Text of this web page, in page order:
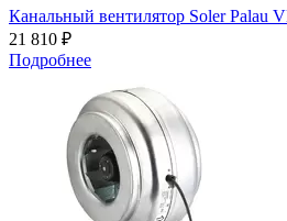
Канальный вентилятор Soler Palau
21 810 ₽
Подробнее